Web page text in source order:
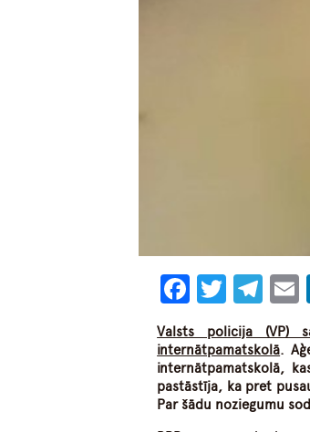
Valsts policija (VP)
internātpamatskolā.
internātpamatskolā,
pastāstīja, ka pret
Par šādu noziegumu